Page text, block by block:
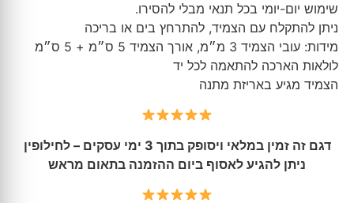
שימוש יום-יומי בכל תנאי מבלי להסירו.
ניתן להתקלח עם הצמיד, להתרחץ בים או בריכה
מידות: עובי הצמיד 3 מ״מ, אורך הצמיד 5 ס״מ + 5 ס״מ
לולאות הארכה להתאמה לכל יד
הצמיד מגיע באריזת מתנה
דגם זה זמין במלאי ויסופק בתוך 3 ימי עסקים – לחילופין
ניתן להגיע לאסוף ביום ההזמנה בתאום מראש